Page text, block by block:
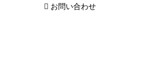
お問い合わせ